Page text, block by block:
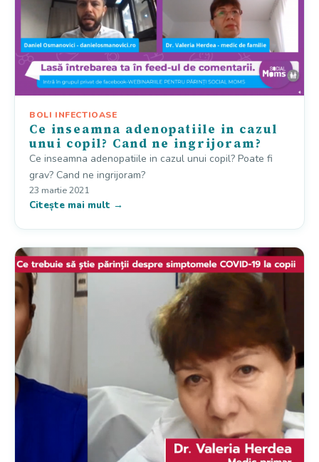
BOLI INFECTIOASE
Ce inseamna adenopatiile in cazul
unui copil? Cand ne ingrijoram?
Ce inseamna adenopatiile in cazul unui copil? Poate fi
grav? Cand ne ingrijoram?
23 martie 2021
Citește mai mult →